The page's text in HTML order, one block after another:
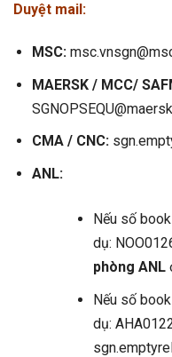
Duyệt mail:
MSC:
MAERSK / MCC/
CMA / CNC:
ANL:
Nếu số
dụ:
phòng ANL
Nếu số
dụ: